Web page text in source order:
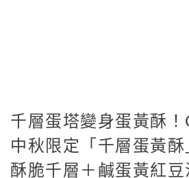
千層蛋塔變身蛋黃酥
中秋限定「千層蛋黃酥
酥脆千層＋鹹蛋黃紅豆